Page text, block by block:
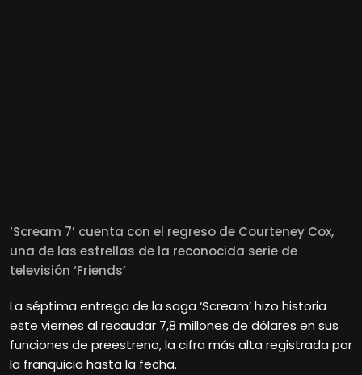
‘Scream 7’ cuenta con el regreso de Courteney Cox,
una de las estrellas de la reconocida serie de
televisión ‘Friends’
La séptima entrega de la saga ‘Scream’ hizo historia
este viernes al recaudar 7,8 millones de dólares en sus
funciones de preestreno, la cifra más alta registrada por
la franquicia hasta la fecha.